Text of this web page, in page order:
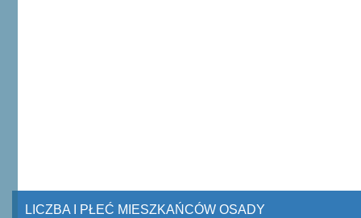
LICZBA I PŁEĆ MIESZKAŃCÓW OSADY